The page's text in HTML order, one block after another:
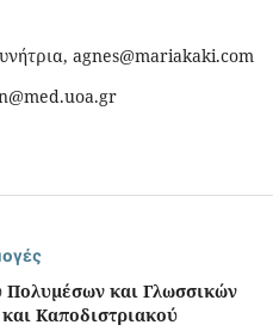
agnes@mariakaki.com
Πολυμέσων και Γλωσσικών
Καποδιστριακού